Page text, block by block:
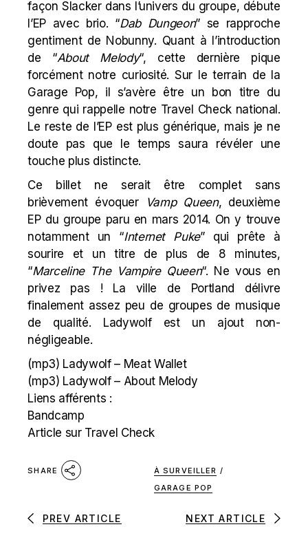
façon Slacker dans l’univers du groupe, débute
l’EP avec brio. “Dab Dungeon” se rapproche
gentiment de Nobunny. Quant à l’introduction
de “About Melody“, cette dernière pique
forcément notre curiosité. Sur le terrain de la
Garage Pop, il s’avère être un bon titre du
genre qui rappelle notre Travel Checknational.
Le reste de l’EP est plus générique, mais je ne
doute pas que le temps saura révéler une
touche plus distincte.
Ce billet ne serait être complet sans
brièvement évoquer
Vamp Queen, deuxième
EP du groupe paru en mars 2014. On y trouve
notamment un “Internet Puke” qui prête à
sourire et un titre de plus de 8 minutes,
“Marceline The Vampire Queen“. Ne vous en
privez pas ! La ville de Portland délivre
finalement assez peu de groupes de musique
de qualité. Ladywolf est un ajout non-
négligeable.
(mp3) Ladywolf – Meat Wallet
(mp3) Ladywolf – About Melody
Liens afférents :
Bandcamp
Article sur Travel Check
SHARE À SURVEILLER /
GARAGE POP
PREV ARTICLE NEXT ARTICLE